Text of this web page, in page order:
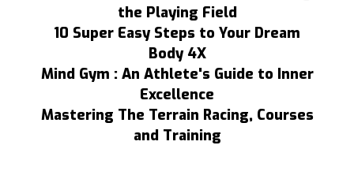
the Playing Field
10 Super Easy Steps to Your Dream
Body 4X
Mind Gym : An Athlete's Guide to Inner
Excellence
Mastering The Terrain Racing, Courses
and Training